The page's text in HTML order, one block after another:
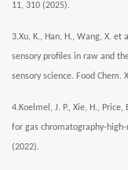
11, 310 (2025).
3.Xu, K., Han, H., Wang, X.
sensory profiles in raw and
sensory science. Food Chem.
4.Koelmel, J. P., Xie, H.,
for gas chromatography-
(2022).